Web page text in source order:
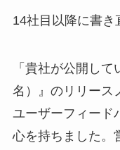
14社目以降に書き
「貴社が公開し
名）』のリリース
ユーザーフィード
心を持ちました。